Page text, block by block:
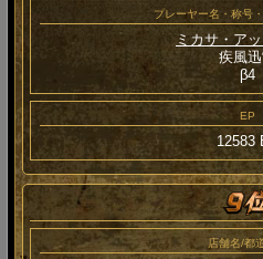
プレーヤー名・称号
ミカサ・ア
疾風
β4
EP
12583
店舗名/都